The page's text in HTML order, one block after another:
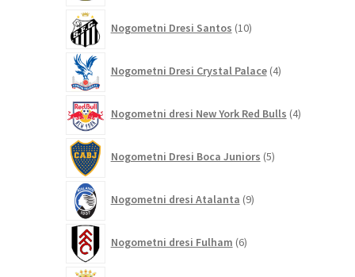
Nogometni Dresi Santos 10izdelkov
Nogometni Dresi Crystal Palace 4izdelki
Nogometni dresi New York Red Bulls 4izdelki
Nogometni Dresi Boca Juniors 5izdelkov
Nogometni dresi Atalanta 9izdelkov
Nogometni dresi Fulham 6izdelkov